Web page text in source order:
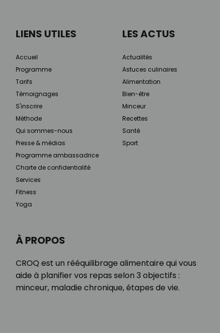
À PROPOS
CROQ est un rééquilibrage alimentaire qui vous
aide à planifier vos repas selon 3 objectifs :
minceur, maladie chronique, étapes de vie.
LIENS UTILES
Accueil
Programme
Tarifs
Témoignages
S'inscrire
Méthode
Qui sommes-nous
Presse & médias
Programme ambassadrice
Charte de confidentialité
Services
Fitness
Yoga
LES ACTUS
Actualités
Astuces culinaires
Alimentation
Bien-être
Minceur
Recettes
Santé
Sport